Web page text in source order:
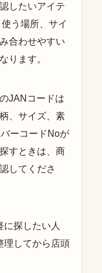
したいアイテ
う場所、サイ
合わせやすい
ります。
JANコードは
、サイズ、素
ーコードNoが
すときは、商
してくださ
探したい人
理してから店頭